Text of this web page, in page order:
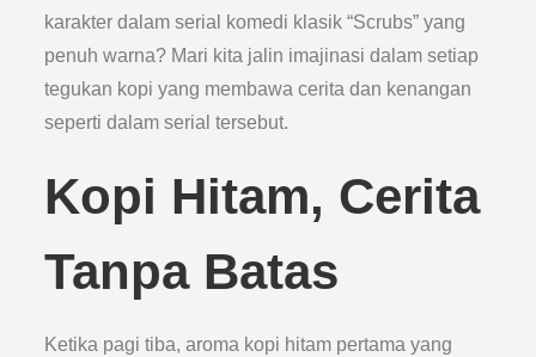
karakter dalam serial komedi klasik “Scrubs” yang
penuh warna? Mari kita jalin imajinasi dalam setiap
tegukan kopi yang membawa cerita dan kenangan
seperti dalam serial tersebut.
Kopi Hitam, Cerita
Tanpa Batas
Ketika pagi tiba, aroma kopi hitam pertama yang